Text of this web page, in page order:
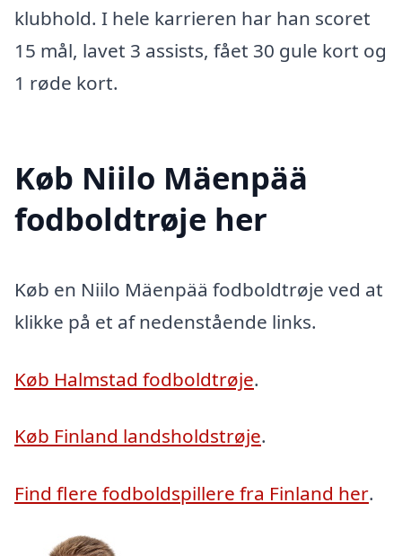
klubhold. I hele karrieren har han scoret
15 mål, lavet 3 assists, fået 30 gule kort og
1 røde kort.
Køb Niilo Mäenpää
fodboldtrøje her
Køb en Niilo Mäenpää fodboldtrøje ved at
klikke på et af nedenstående links.
Køb Halmstad fodboldtrøje.
Køb Finland landsholdstrøje.
Find flere fodboldspillere fra Finland her.